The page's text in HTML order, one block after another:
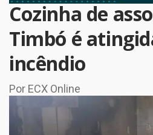
Cozinha de
Timbó é
incêndio
Por ECX Online